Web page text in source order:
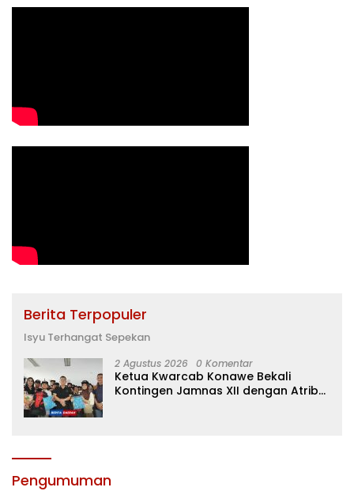
Berita Terpopuler
Isyu Terhangat Sepekan
2 Agustus 2026 0 Komentar
Ketua Kwarcab Konawe Bekali
Kontingen Jamnas XII dengan Atribut
Pengumuman